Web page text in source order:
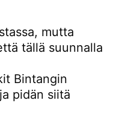
mutta
tällä suunnalla
Bintangin
pidän siitä